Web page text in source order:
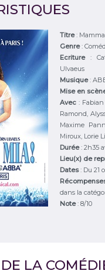
Titre:
Genre:
Ecriture :
Ulvaeus
Musique:
Mise en
Avec :
Ramond,
Maxime
Miroux, Lorie
Durée: 2h35
Lieu(x) de
Dates: Du 21
dans la
Note: 8/10
LA